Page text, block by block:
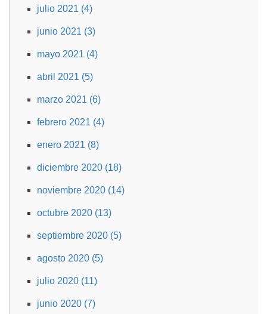
julio 2021 (4)
junio 2021 (3)
mayo 2021 (4)
abril 2021 (5)
marzo 2021 (6)
febrero 2021 (4)
enero 2021 (8)
diciembre 2020 (18)
noviembre 2020 (14)
octubre 2020 (13)
septiembre 2020 (5)
agosto 2020 (5)
julio 2020 (11)
junio 2020 (7)